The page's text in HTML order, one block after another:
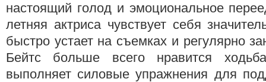
настоящий голод и эмоциональное
летняя актриса чувствует себя
быстро устает на съемках и регулярно
Бейтс больше всего нравится
выполняет силовые упражнения для